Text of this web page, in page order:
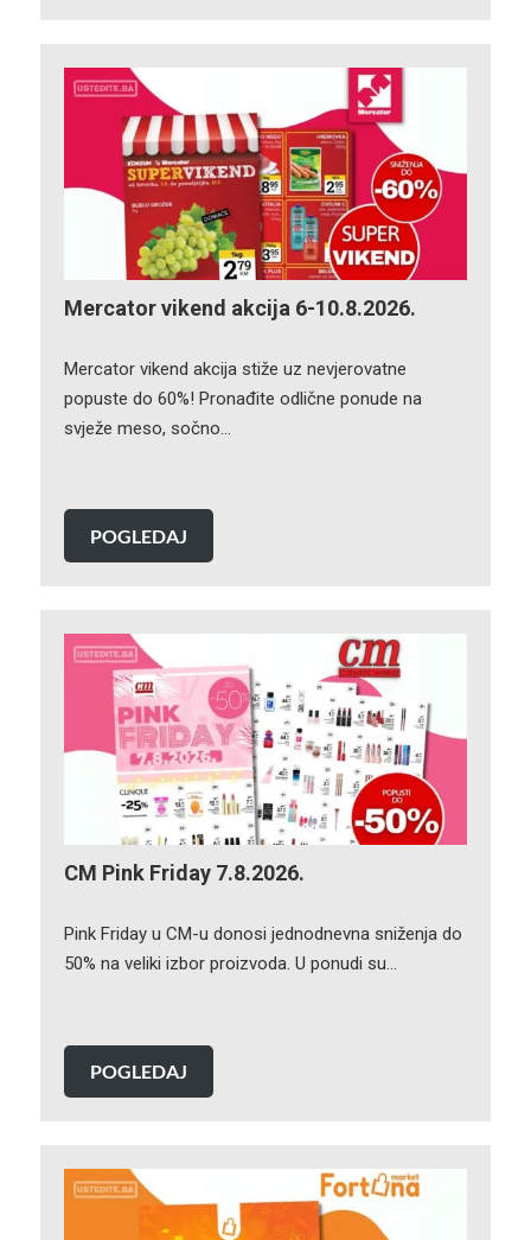
Mercator vikend akcija 6-10.8.2026.
Mercator vikend akcija stiže uz nevjerovatne
popuste do 60%! Pronađite odlične ponude na
svježe meso, sočno…
POGLEDAJ
CM Pink Friday 7.8.2026.
Pink Friday u CM-u donosi jednodnevna sniženja do
50% na veliki izbor proizvoda. U ponudi su…
POGLEDAJ